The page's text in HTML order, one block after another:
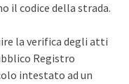
il codice della strada.
la verifica degli atti
Registro
intestato ad un